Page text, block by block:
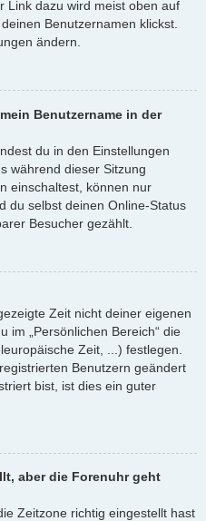
Link dazu wird meist oben auf
Benutzernamen klickst.
ändern.
Benutzername in der
du in den Einstellungen
während dieser Sitzung
einschaltest, können nur
du selbst deinen Online-Status
Besucher gezählt.
Zeit nicht deiner eigenen
im „Persönlichen Bereich“ die
Zeit, ...) festlegen.
Benutzern geändert
bist, ist dies ein guter
aber die Forenuhr geht
Zeitzone richtig eingestellt hast